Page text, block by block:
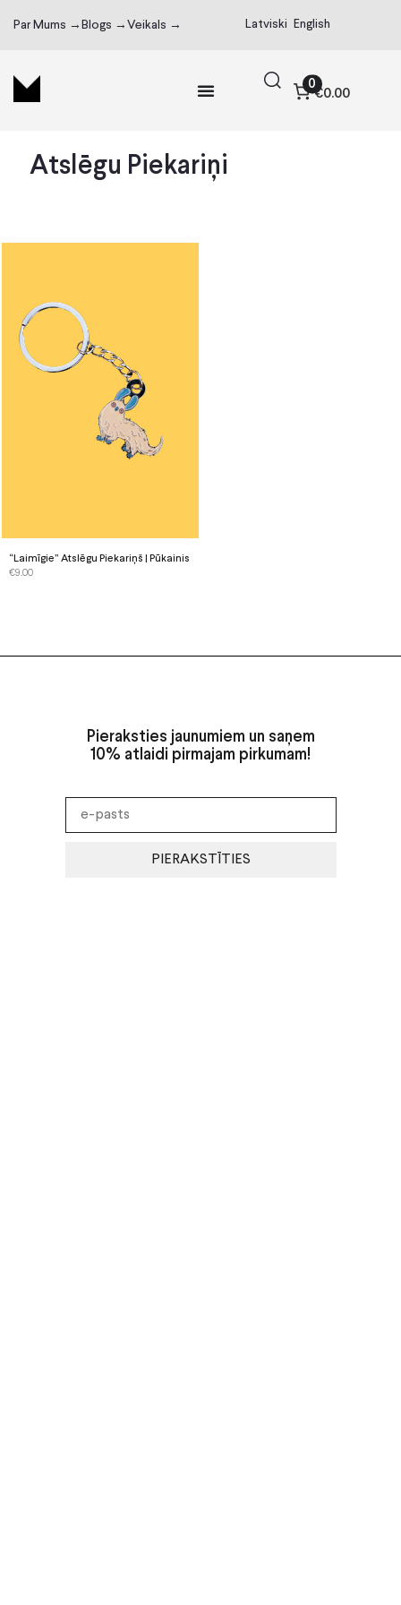
Par Mums → Blogs → Veikals → Latviski English
0
€0.00
Atslēgu Piekariņi
“Laimīgie” Atslēgu Piekariņš | Pūkainis
€9.00
Pieraksties jaunumiem un saņem
10% atlaidi pirmajam pirkumam!
PIERAKSTĪTIES